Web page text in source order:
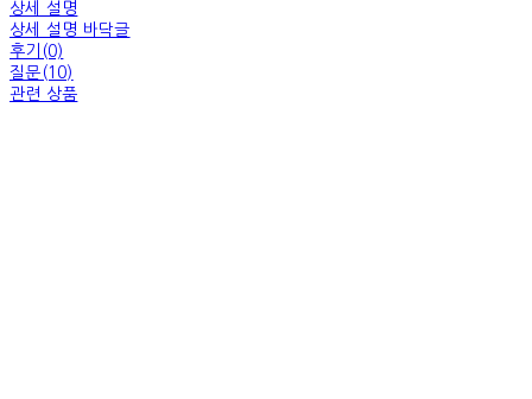
상세 설명
상세 설명 바닥글
후기(0)
질문(10)
관련 상품